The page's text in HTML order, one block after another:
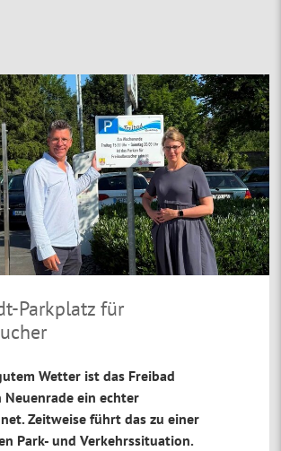
Parkplatz für
Wetter ist das Freibad
ein echter
Zeitweise führt das zu einer
Park- und Verkehrssituation.